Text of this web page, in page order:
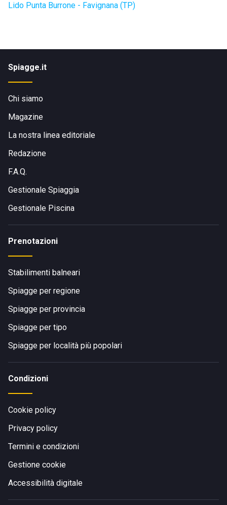
Lido Punta Burrone - Favignana (TP)
Spiagge.it
Chi siamo
Magazine
La nostra linea editoriale
Redazione
F.A.Q.
Gestionale Spiaggia
Gestionale Piscina
Prenotazioni
Stabilimenti balneari
Spiagge per regione
Spiagge per provincia
Spiagge per tipo
Spiagge per località più popolari
Condizioni
Cookie policy
Privacy policy
Termini e condizioni
Gestione cookie
Accessibilità digitale